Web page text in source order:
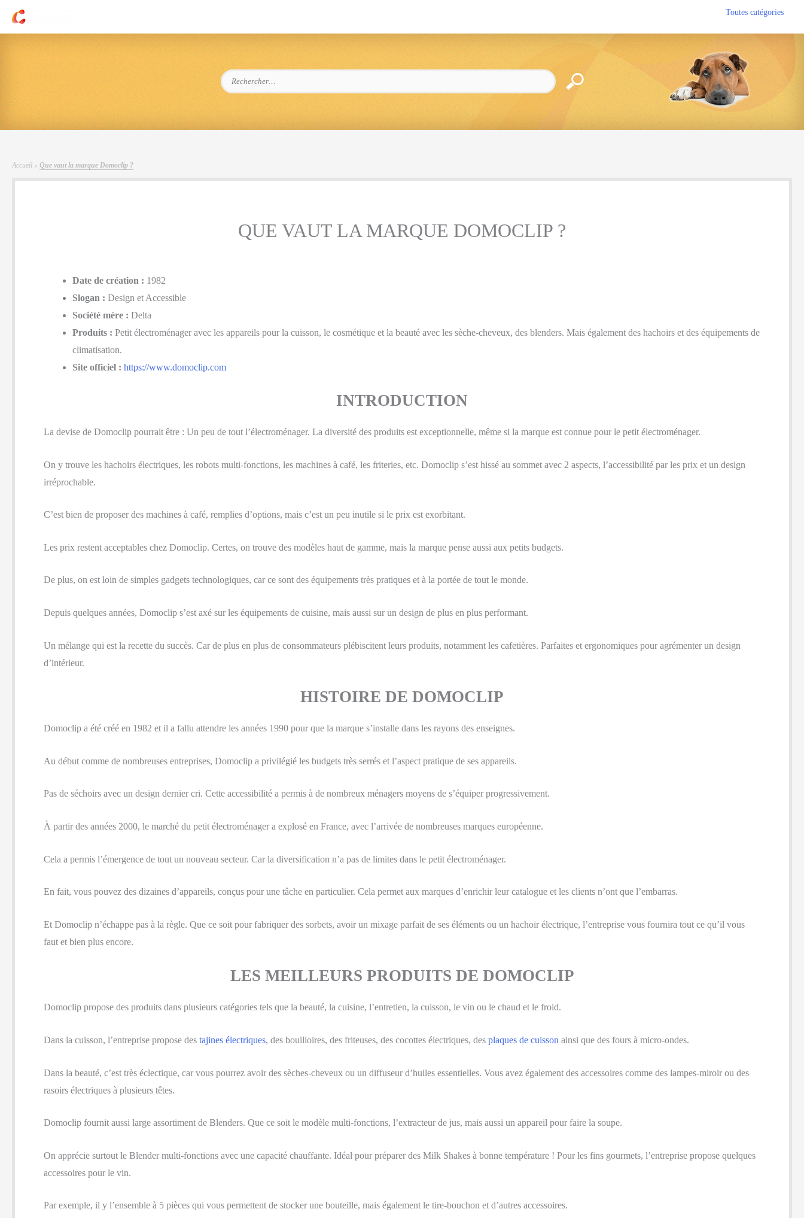
contenu
Toutes catégories
Rechercher :
Accueil » Que vaut la marque Domoclip ?
QUE VAUT LA MARQUE DOMOCLIP ?
Date de création : 1982
Slogan : Design et Accessible
Société mère : Delta
Produits : Petit électroménager avec les appareils pour la cuisson, le cosmétique et la beauté avec les sèche-cheveux, des blenders. Mais également des hachoirs et des équipements de
climatisation.
Site officiel : https://www.domoclip.com
INTRODUCTION
La devise de Domoclip pourrait être : Un peu de tout l’électroménager. La diversité des produits est exceptionnelle, même si la marque est connue pour le petit électroménager.
On y trouve les hachoirs électriques, les robots multi-fonctions, les machines à café, les friteries, etc. Domoclip s’est hissé au sommet avec 2 aspects, l’accessibilité par les prix et un design
irréprochable.
C’est bien de proposer des machines à café, remplies d’options, mais c’est un peu inutile si le prix est exorbitant.
Les prix restent acceptables chez Domoclip. Certes, on trouve des modèles haut de gamme, mais la marque pense aussi aux petits budgets.
De plus, on est loin de simples gadgets technologiques, car ce sont des équipements très pratiques et à la portée de tout le monde.
Depuis quelques années, Domoclip s’est axé sur les équipements de cuisine, mais aussi sur un design de plus en plus performant.
Un mélange qui est la recette du succès. Car de plus en plus de consommateurs plébiscitent leurs produits, notamment les cafetières. Parfaites et ergonomiques pour agrémenter un design
d’intérieur.
HISTOIRE DE DOMOCLIP
Domoclip a été créé en 1982 et il a fallu attendre les années 1990 pour que la marque s’installe dans les rayons des enseignes.
Au début comme de nombreuses entreprises, Domoclip a privilégié les budgets très serrés et l’aspect pratique de ses appareils.
Pas de séchoirs avec un design dernier cri. Cette accessibilité a permis à de nombreux ménagers moyens de s’équiper progressivement.
À partir des années 2000, le marché du petit électroménager a explosé en France, avec l’arrivée de nombreuses marques européenne.
Cela a permis l’émergence de tout un nouveau secteur. Car la diversification n’a pas de limites dans le petit électroménager.
En fait, vous pouvez des dizaines d’appareils, conçus pour une tâche en particulier. Cela permet aux marques d’enrichir leur catalogue et les clients n’ont que l’embarras.
Et Domoclip n’échappe pas à la règle. Que ce soit pour fabriquer des sorbets, avoir un mixage parfait de ses éléments ou un hachoir électrique, l’entreprise vous fournira tout ce qu’il vous
faut et bien plus encore.
LES MEILLEURS PRODUITS DE DOMOCLIP
Domoclip propose des produits dans plusieurs catégories tels que la beauté, la cuisine, l’entretien, la cuisson, le vin ou le chaud et le froid.
Dans la cuisson, l’entreprise propose des tajines électriques, des bouilloires, des friteuses, des cocottes électriques, des plaques de cuisson ainsi que des fours à micro-ondes.
Dans la beauté, c’est très éclectique, car vous pourrez avoir des sèches-cheveux ou un diffuseur d’huiles essentielles. Vous avez également des accessoires comme des lampes-miroir ou des
rasoirs électriques à plusieurs têtes.
Domoclip fournit aussi large assortiment de Blenders. Que ce soit le modèle multi-fonctions, l’extracteur de jus, mais aussi un appareil pour faire la soupe.
On apprécie surtout le Blender multi-fonctions avec une capacité chauffante. Idéal pour préparer des Milk Shakes à bonne température ! Pour les fins gourmets, l’entreprise propose quelques
accessoires pour le vin.
Par exemple, il y l’ensemble à 5 pièces qui vous permettent de stocker une bouteille, mais également le tire-bouchon et d’autres accessoires.